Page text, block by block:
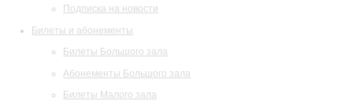
Подписка на новости
Билеты и абонементы
Билеты Большого зала
Абонементы Большого зала
Билеты Малого зала